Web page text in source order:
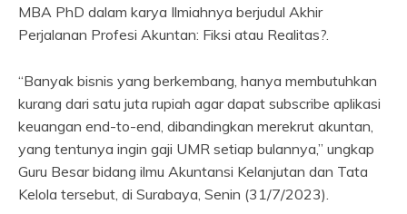
MBA PhD dalam karya Ilmiahnya berjudul Akhir
Perjalanan Profesi Akuntan: Fiksi atau Realitas?.
“Banyak bisnis yang berkembang, hanya membutuhkan
kurang dari satu juta rupiah agar dapat subscribe aplikasi
keuangan end-to-end, dibandingkan merekrut akuntan,
yang tentunya ingin gaji UMR setiap bulannya,” ungkap
Guru Besar bidang ilmu Akuntansi Kelanjutan dan Tata
Kelola tersebut, di Surabaya, Senin (31/7/2023).